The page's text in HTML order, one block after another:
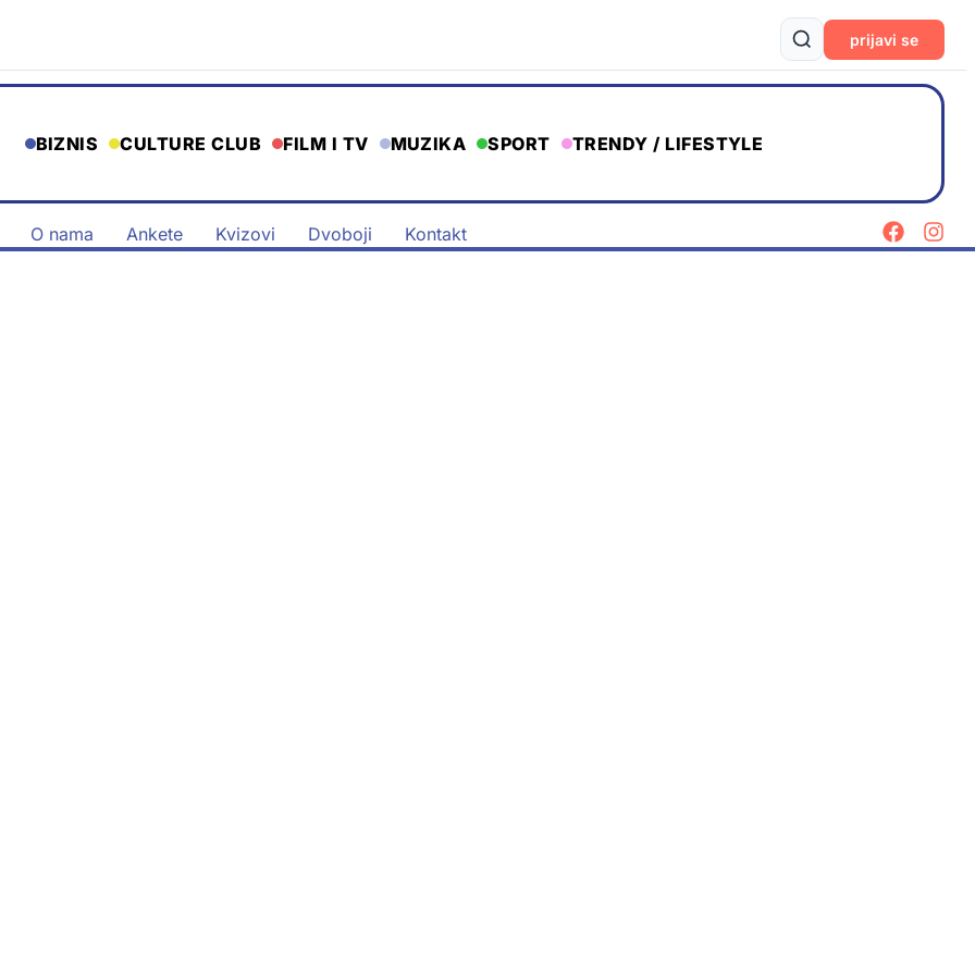
prijavi se
BIZNIS CULTURE CLUB FILM I TV MUZIKA SPORT TRENDY / LIFESTYLE
O nama Ankete Kvizovi Dvoboji Kontakt